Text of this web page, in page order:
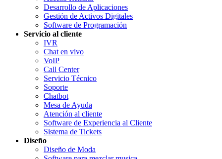
Desarrollo de Aplicaciones
Gestión de Activos Digitales
Software de Programación
Servicio al cliente
IVR
Chat en vivo
VoIP
Call Center
Servicio Técnico
Soporte
Chatbot
Mesa de Ayuda
Atención al cliente
Software de Experiencia al Cliente
Sistema de Tickets
Diseño
Diseño de Moda